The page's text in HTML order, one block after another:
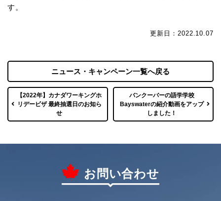
す。
更新日：2022.10.07
【2022年】カナダワーキングホ
リデービザ 最終抽選日のお知ら
せ
ニュース・キャンペーン一覧へ戻る
バンクーバーの語学学校
Bayswaterの紹介動画をアップ
しました！
お問い合わせ